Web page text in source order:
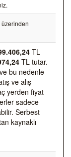
üzerinden
TL
TL tutar.
ve bu nedenle
ve alış
yerden fiyat
sadece
Serbest
kaynaklı